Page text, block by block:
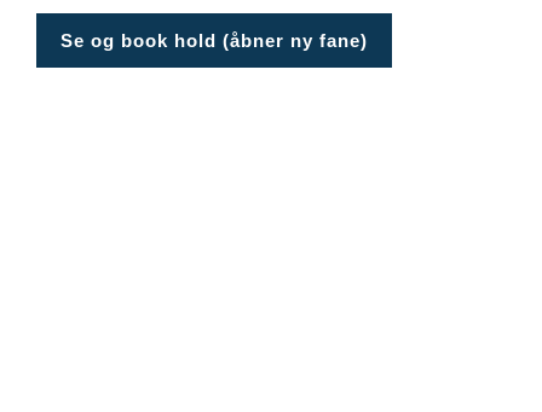
Se og book hold (åbner ny fane)